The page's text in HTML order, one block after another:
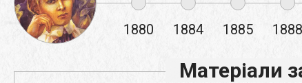
1880 1884 1885 1888
Матеріали